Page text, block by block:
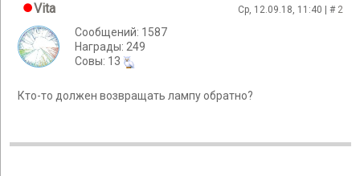
Vita Ср, 12.09.18, 11:40 | # 2
Сообщений: 1587
Награды: 249
Cовы: 13
Кто-то должен возвращать лампу обратно?